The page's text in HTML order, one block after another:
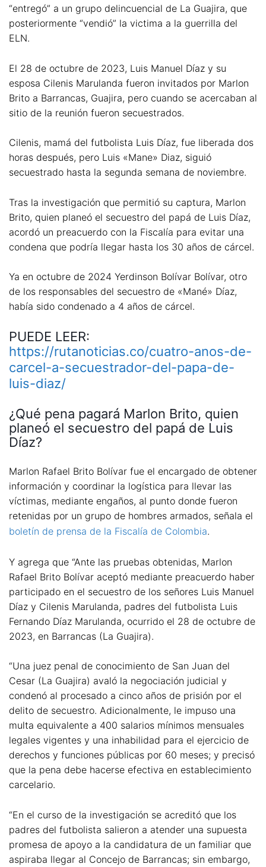
“entregó” a un grupo delincuencial de La Guajira, que
posteriormente “vendió” la victima a la guerrilla del
ELN.
El 28 de octubre de 2023, Luis Manuel Díaz y su
esposa Cilenis Marulanda fueron invitados por Marlon
Brito a Barrancas, Guajira, pero cuando se acercaban al
sitio de la reunión fueron secuestrados.
Cilenis, mamá del futbolista Luis Díaz, fue liberada dos
horas después, pero Luis «Mane» Diaz, siguió
secuestrado hasta la segunda semana de noviembre.
Tras la investigación que permitió su captura, Marlon
Brito, quien planeó el secuestro del papá de Luis Díaz,
acordó un preacuerdo con la Fiscalía para evitar una
condena que podría llegar hasta los 30 años de cárcel.
Ya en octubre de 2024 Yerdinson Bolívar Bolívar, otro
de los responsables del secuestro de «Mané» Díaz,
había sido condenado a 4 años de cárcel.
PUEDE LEER:
https://rutanoticias.co/cuatro-anos-de-
carcel-a-secuestrador-del-papa-de-
luis-diaz/
¿Qué pena pagará Marlon Brito, quien
planeó el secuestro del papá de Luis
Díaz?
Marlon Rafael Brito Bolívar fue el encargado de obtener
información y coordinar la logística para llevar las
víctimas, mediante engaños, al punto donde fueron
retenidas por un grupo de hombres armados, señala el
boletín de prensa de la Fiscalía de Colombia.
Y agrega que “Ante las pruebas obtenidas, Marlon
Rafael Brito Bolívar aceptó mediante preacuerdo haber
participado en el secuestro de los señores Luis Manuel
Díaz y Cilenis Marulanda, padres del futbolista Luis
Fernando Díaz Marulanda, ocurrido el 28 de octubre de
2023, en Barrancas (La Guajira).
“Una juez penal de conocimiento de San Juan del
Cesar (La Guajira) avaló la negociación judicial y
condenó al procesado a cinco años de prisión por el
delito de secuestro. Adicionalmente, le impuso una
multa equivalente a 400 salarios mínimos mensuales
legales vigentes y una inhabilidad para el ejercicio de
derechos y funciones públicas por 60 meses; y precisó
que la pena debe hacerse efectiva en establecimiento
carcelario.
“En el curso de la investigación se acreditó que los
padres del futbolista salieron a atender una supuesta
promesa de apoyo a la candidatura de un familiar que
aspiraba llegar al Concejo de Barrancas; sin embargo,